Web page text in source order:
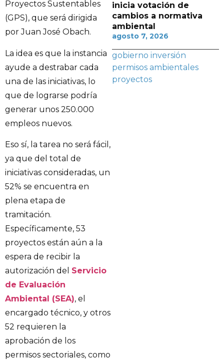
Proyectos Sustentables
(GPS), que será dirigida
por Juan José Obach.
La idea es que la instancia
ayude a destrabar cada
una de las iniciativas, lo
que de lograrse podría
generar unos 250.000
empleos nuevos.
Eso sí, la tarea no será fácil,
ya que del total de
iniciativas consideradas, un
52% se encuentra en
plena etapa de
tramitación.
Específicamente, 53
proyectos están aún a la
espera de recibir la
autorización del Servicio
de Evaluación
Ambiental (SEA), el
encargado técnico, y otros
52 requieren la
aprobación de los
permisos sectoriales, como
inicia votación de
cambios a normativa
ambiental
agosto 7, 2026
gobierno inversión
permisos ambientales
proyectos